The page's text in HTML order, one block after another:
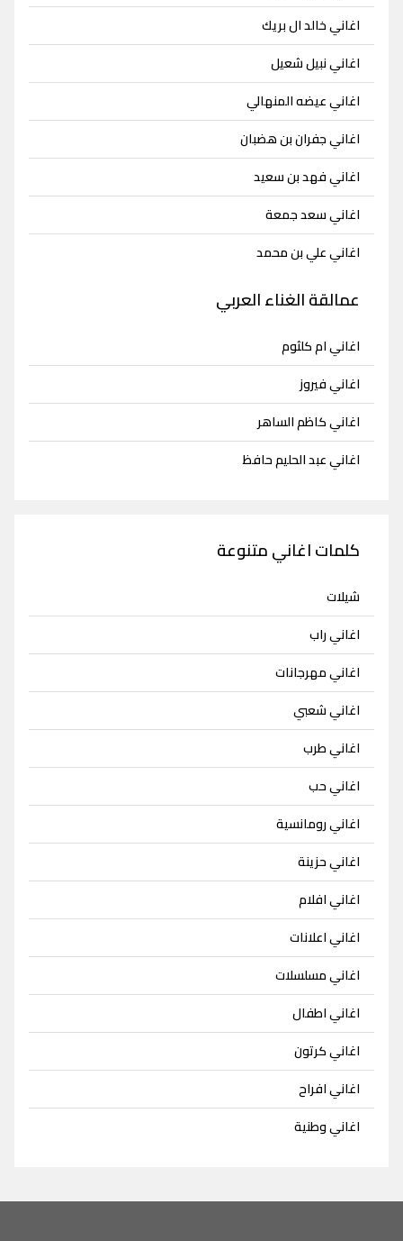
اغاني خالد ال بريك
اغاني نبيل شعيل
اغاني عيضه المنهالي
اغاني جفران بن هضبان
اغاني فهد بن سعيد
اغاني سعد جمعة
اغاني علي بن محمد
عمالقة الغناء العربي
اغاني ام كلثوم
اغاني فيروز
اغاني كاظم الساهر
اغاني عبد الحليم حافظ
كلمات اغاني متنوعة
شيلات
اغاني راب
اغاني مهرجانات
اغاني شعبي
اغاني طرب
اغاني حب
اغاني رومانسية
اغاني حزينة
اغاني افلام
اغاني اعلانات
اغاني مسلسلات
اغاني اطفال
اغاني كرتون
اغاني افراح
اغاني وطنية